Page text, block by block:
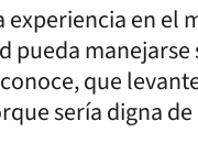
experiencia en el
pueda manejarse
que
sería digna